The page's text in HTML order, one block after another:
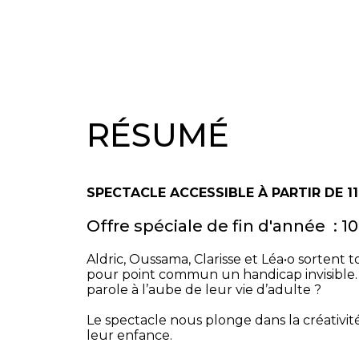
RÉSUMÉ
SPECTACLE ACCESSIBLE À PARTIR DE
Offre spéciale de fin d'année :
Aldric, Oussama, Clarisse et Léa•o sortent
pour point commun un handicap
parole à l’aube de leur vie d’adulte ?
Le spectacle nous plonge dans la
leur enfance.